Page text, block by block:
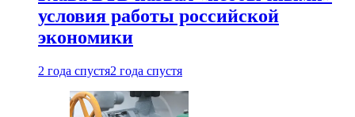
условия работы российской
экономики
2 года спустя2 года спустя